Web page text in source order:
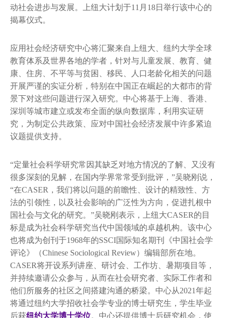
校园内外
支持我们
动社会进步与发展。上纽大计划于11月18日举行该中心的
揭幕仪式。
应用社会经济研究中心将汇聚来自上纽大、纽约大学全球
教育体系及世界各地的学者，针对与儿童发展、教育、健
康、住房、不平等与贫困、移民、人口老龄化相关的问题
开展严谨的实证分析，特别在中国正在崛起的大都市的背
景下对这些问题进行深入研究。中心将基于上海、香港、
深圳等城市建立或发布全面的纵向数据库，利用实证研
究，为制定公共政策、应对中国社会经济发展中许多紧迫
议题提供支持。
“定量社会科学研究常因其缺乏对地方情况的了解、又没有
很多深刻的见解，在国内学界常常受到批评，”吴晓刚说，
“在CASER，我们将以问题的前瞻性、设计的精致性、方
法的引领性，以及社会影响的广泛性为方向，促进扎根中
国社会与文化的研究。”吴晓刚表示，上纽大CASER的目
标是成为社会科学研究当代中国领域的卓越机构。该中心
也将成为创刊于1968年的SSCI国际知名期刊《中国社会学
评论》（Chinese Sociological Review）编辑部所在地。
CASER将开设系列讲座、研讨会、工作坊、暑期项目等，
并持续邀请公众参与，从而在社会研究者、实际工作者和
他们所服务的社区之间搭建沟通的桥梁。中心从2021年起
将通过纽约大学招收社会学专业的博士研究生，学生毕业
后获纽约大学博士学位。中心还提供博士后研究机会，使